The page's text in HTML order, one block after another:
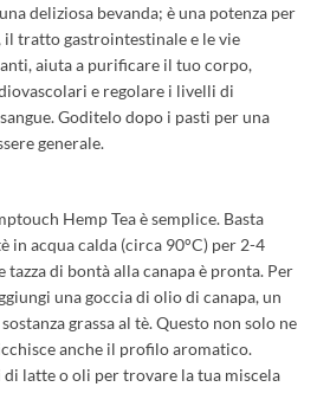
deliziosa bevanda; è una potenza per
tratto gastrointestinale e le vie
aiuta a purificare il tuo corpo,
e regolare i livelli di
Goditelo dopo i pasti per una
generale.
Hemp Tea è semplice. Basta
in acqua calda (circa 90°C) per 2-4
di bontà alla canapa è pronta. Per
una goccia di olio di canapa, un
grassa al tè. Questo non solo ne
anche il profilo aromatico.
latte o oli per trovare la tua miscela